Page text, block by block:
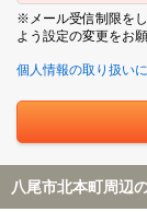
※メール受信制限を
よう設定の変更をお
個人情報の取り扱い
八尾市北本町周辺